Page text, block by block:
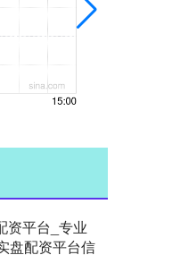
资平台_专业
盘配资平台信